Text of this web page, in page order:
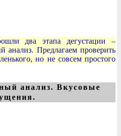
два этапа дегустации –
анализ. Предлагаем проверить
но не совсем простого
анализ. Вкусовые